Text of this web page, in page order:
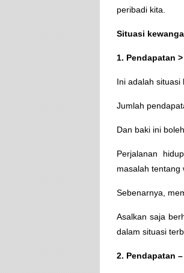
peribadi kita.
Situasi
1. Pendapatan
Ini adalah situasi
Jumlah
Dan baki ini
Perjalanan
masalah tentang
Sebenarnya,
Asalkan saja
dalam situasi
2. Pendapatan